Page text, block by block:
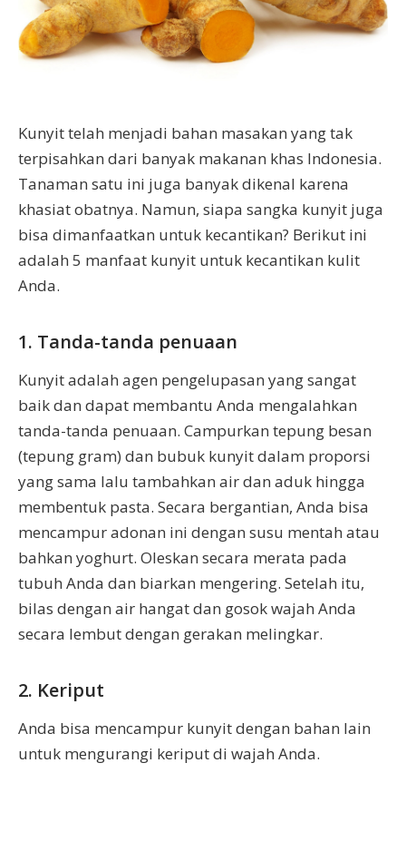
Kunyit telah menjadi bahan masakan yang tak
terpisahkan dari banyak makanan khas Indonesia.
Tanaman satu ini juga banyak dikenal karena
khasiat obatnya. Namun, siapa sangka kunyit juga
bisa dimanfaatkan untuk kecantikan? Berikut ini
adalah 5 manfaat kunyit untuk kecantikan kulit
Anda.
1. Tanda-tanda penuaan
Kunyit adalah agen pengelupasan yang sangat
baik dan dapat membantu Anda mengalahkan
tanda-tanda penuaan. Campurkan tepung besan
(tepung gram) dan bubuk kunyit dalam proporsi
yang sama lalu tambahkan air dan aduk hingga
membentuk pasta. Secara bergantian, Anda bisa
mencampur adonan ini dengan susu mentah atau
bahkan yoghurt. Oleskan secara merata pada
tubuh Anda dan biarkan mengering. Setelah itu,
bilas dengan air hangat dan gosok wajah Anda
secara lembut dengan gerakan melingkar.
2. Keriput
Anda bisa mencampur kunyit dengan bahan lain
untuk mengurangi keriput di wajah Anda.